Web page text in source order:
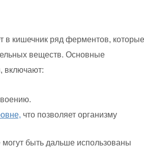
в кишечник ряд ферментов, которые
веществ. Основные
включают:
что позволяет организму
быть дальше использованы